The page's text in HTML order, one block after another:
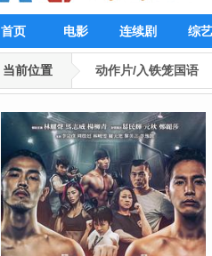
首页 电影 连续剧 综艺
当前位置 动作片/入铁笼国语